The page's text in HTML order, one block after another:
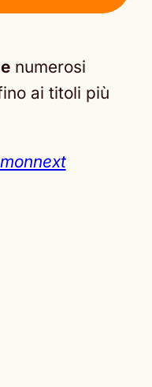
numerosi
ai titoli più